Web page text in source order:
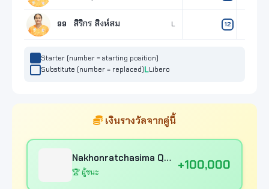
99 สิริกร สิงห์สม L 12
Starter (number = starting position)
Substitute (number = replaced)
Libero
เงินรางวัลจากคู่นี้
Nakhonratchasima Qmin C VC
🏆 ผู้ชนะ +100,000